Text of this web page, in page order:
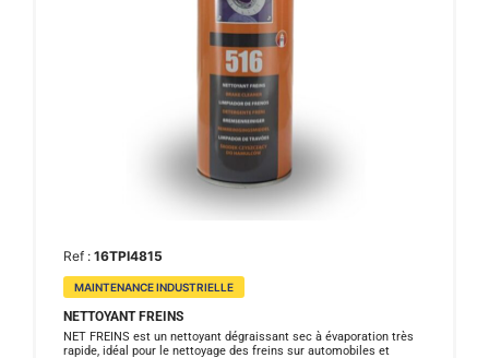
Ref : 16TPI4815
MAINTENANCE INDUSTRIELLE
NETTOYANT FREINS
NET FREINS est un nettoyant dégraissant sec à évaporation très
rapide, idéal pour le nettoyage des freins sur automobiles et